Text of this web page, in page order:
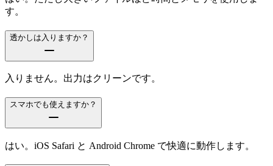
す。
透かしは入りますか？
入りません。出力はクリーンです。
スマホでも使えますか？
はい。iOS Safari と Android Chrome で快適に動作します。